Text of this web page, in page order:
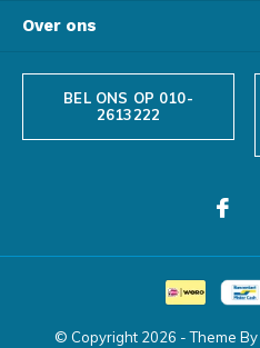
Over ons
BEL ONS OP 010-
2613222
© Copyright 2026 - Theme By